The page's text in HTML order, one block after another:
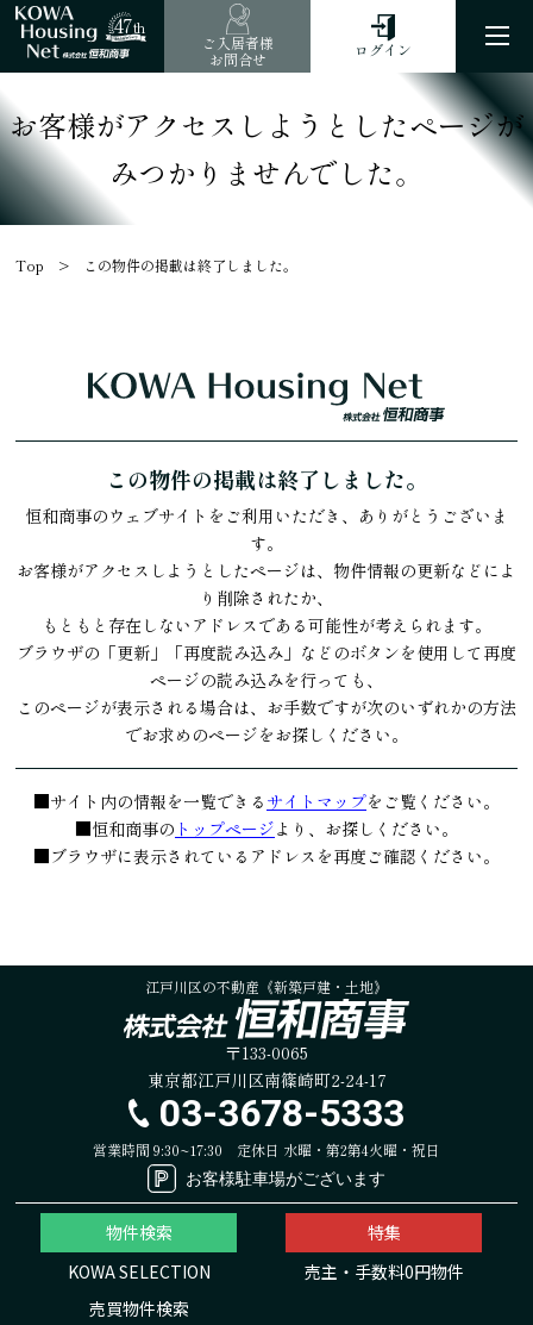
47th
ご入居者様
お問合せ
ログイン
お客様がアクセスしようとしたページが
みつかりませんでした。
Top この物件の掲載は終了しました。
この物件の掲載は終了しました。
恒和商事のウェブサイトをご利用いただき、ありがとうございま
す。
お客様がアクセスしようとしたページは、物件情報の更新などによ
り削除されたか、
もともと存在しないアドレスである可能性が考えられます。
ブラウザの「更新」「再度読み込み」などのボタンを使用して再度
ページの読み込みを行っても、
このページが表示される場合は、お手数ですが次のいずれかの方法
でお求めのページをお探しください。
■サイト内の情報を一覧できる サイトマップをご覧ください。
■恒和商事の トップページより、お探しください。
■ブラウザに表示されているアドレスを再度ご確認ください。
江戸川区の不動産《新築戸建・土地》
〒133-0065
東京都江戸川区南篠崎町2-24-17
03-3678-5333
営業時間 9:30~17:30 定休日 水曜・第2第4火曜・祝日
お客様駐車場がございます
物件検索
KOWA SELECTION
売買物件検索
特集
売主・手数料0円物件